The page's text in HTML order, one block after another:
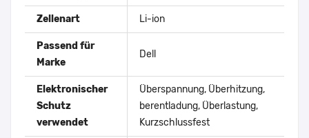
Zellenart Li-ion
Passend für
Marke
Dell
Elektronischer
Schutz
verwendet
Überspannung, Überhitzung,
berentladung, Überlastung,
Kurzschlussfest